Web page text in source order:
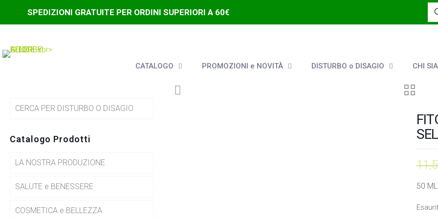
SPEDIZIONI GRATUITE PER ORDINI SUPERIORI A 60€
CATALOGO PROMOZIONI e NOVITÀ DISTURBO o DISAGIO CHI
50 ML
CERCA PER DISTURBO O DISAGIO
Catalogo Prodotti
LA NOSTRA PRODUZIONE
SALUTE e BENESSERE
COSMETICA e BELLEZZA